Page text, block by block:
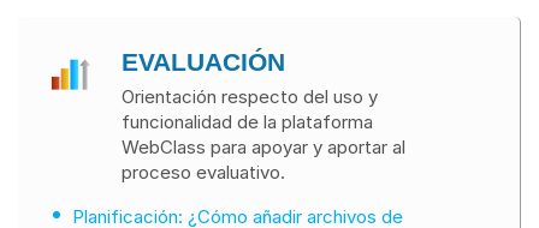
EVALUACIÓN
Orientación respecto del uso y
funcionalidad de la plataforma
WebClass para apoyar y aportar al
proceso evaluativo.
Planificación: ¿Cómo añadir archivos de